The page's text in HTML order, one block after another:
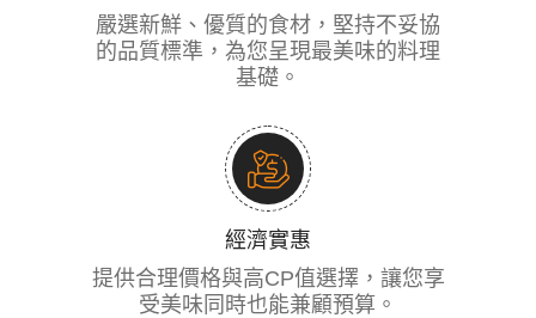
嚴選新鮮、優質的食材，堅持不妥協
的品質標準，為您呈現最美味的料理
基礎。
經濟實惠
提供合理價格與高CP值選擇，讓您享
受美味同時也能兼顧預算。